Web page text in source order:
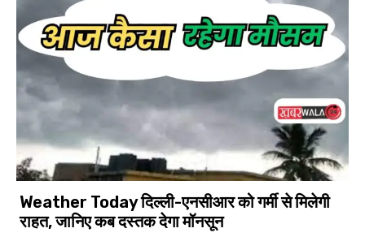
Weather Today दिल्ली-एनसीआर को गर्मी से मिलेगी
राहत, जानिए कब दस्तक देगा मॉनसून